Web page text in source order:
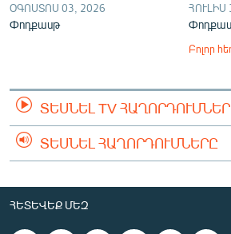
ՕԳՈՍՏՈՍ 03, 2026
Փոդքասթ
ՀՈՒԼԻՍ
Բոլոր
ՏԵՍՆԵԼ TV
ՏԵՍՆԵԼ ՀԱՂՈՐԴՈՒՄՆԵՐԸ
ՀԵՏԵՎԵՔ ՄԵԶ